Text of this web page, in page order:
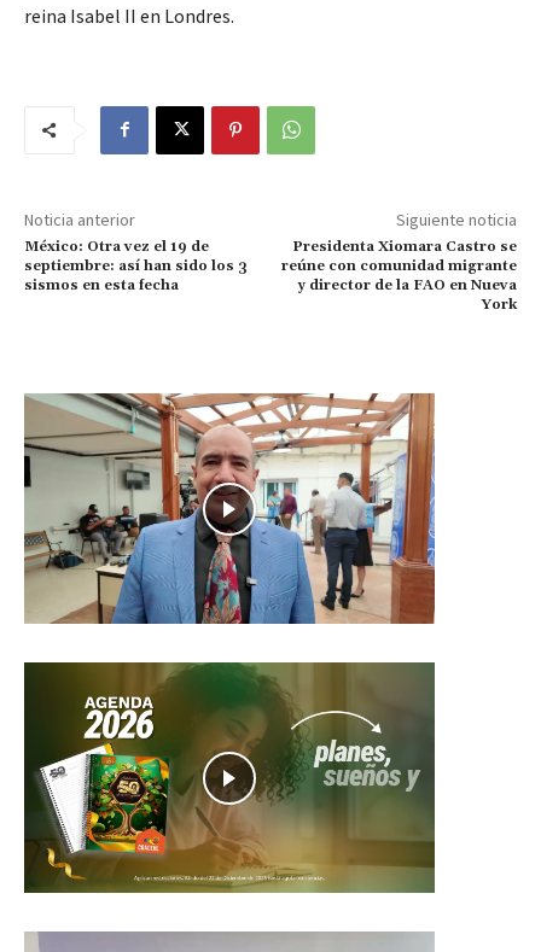
reina Isabel II en Londres.
Noticia anterior
México: Otra vez el 19 de
septiembre: así han sido los 3
sismos en esta fecha
Siguiente noticia
Presidenta Xiomara Castro se
reúne con comunidad migrante
y director de la FAO en Nueva
York